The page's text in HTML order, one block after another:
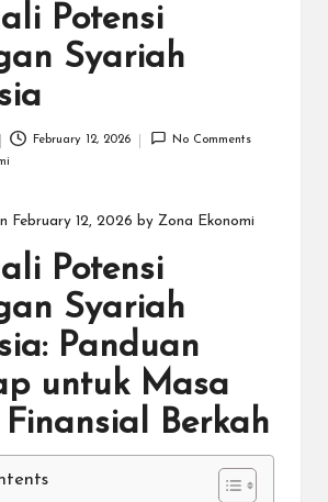
Potensi
Syariah
February 12, 2026 No Comments
February 12, 2026 by Zona Ekonomi
Potensi
Syariah
Panduan
untuk Masa
Berkah